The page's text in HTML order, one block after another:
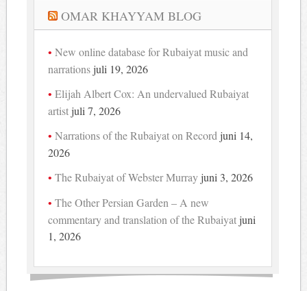
OMAR KHAYYAM BLOG
New online database for Rubaiyat music and
narrations juli 19, 2026
Elijah Albert Cox: An undervalued Rubaiyat
artist juli 7, 2026
Narrations of the Rubaiyat on Record juni 14,
2026
The Rubaiyat of Webster Murray juni 3, 2026
The Other Persian Garden – A new
commentary and translation of the Rubaiyat juni
1, 2026